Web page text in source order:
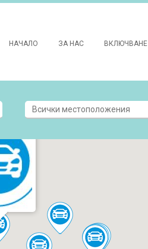
НАЧАЛО ЗА НАС ВКЛЮЧВАНЕ